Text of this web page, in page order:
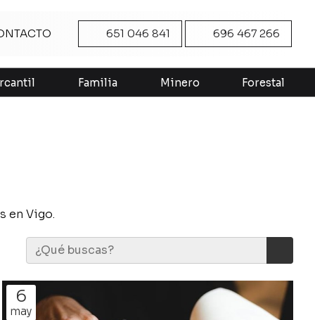
651 046 841 696 467 266
Familia Minero Forestal
en Vigo.
6
may